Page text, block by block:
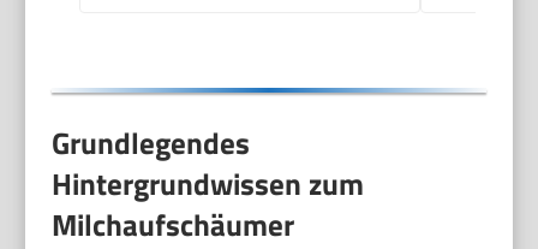
Grundlegendes
Hintergrundwissen zum
Milchaufschäumer